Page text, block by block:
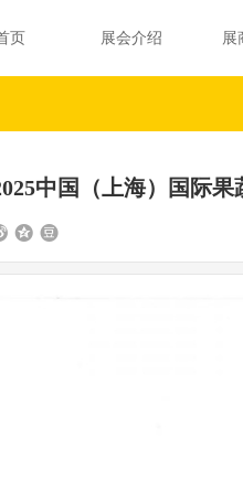
页 展会介绍 展
中国（上海）国际